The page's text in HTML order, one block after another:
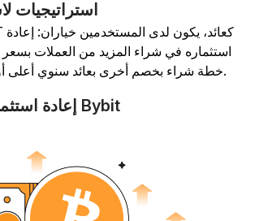
استراتيجيات
استثماره في شراء المزيد من العملات بسعر
إعادة استثمار الأرباح على Bybit